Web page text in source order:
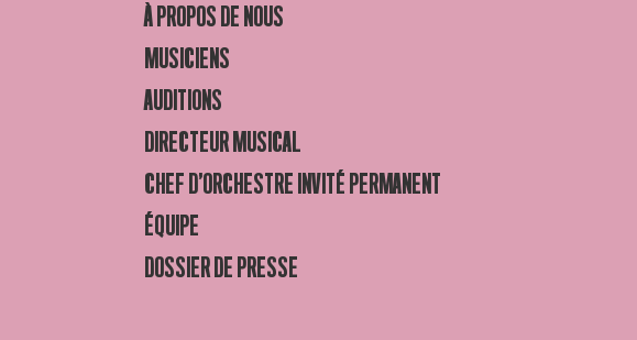
À PROPOS DE NOUS
MUSICIENS
AUDITIONS
DIRECTEUR MUSICAL
CHEF D’ORCHESTRE INVITÉ PERMANENT
ÉQUIPE
DOSSIER DE PRESSE